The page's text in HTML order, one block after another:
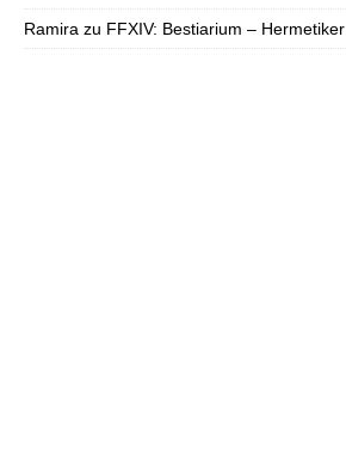
Ramira zu FFXIV: Bestiarium – Hermetiker